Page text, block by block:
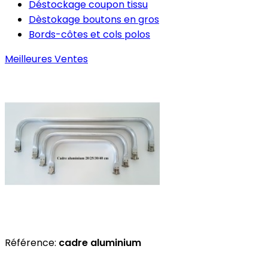
Déstockage coupon tissu
Dèstokage boutons en gros
Bords-côtes et cols polos
Meilleures Ventes
Référence: cadre aluminium